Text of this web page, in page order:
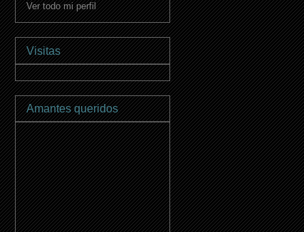
Ver todo mi perfil
Visitas
Amantes queridos